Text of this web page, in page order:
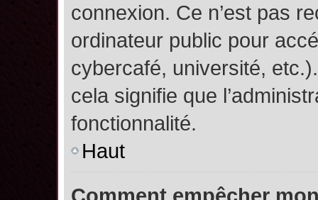
connexion. Ce n’est pas
ordinateur public pour
cybercafé, université,
cela signifie que
fonctionnalité.
Haut